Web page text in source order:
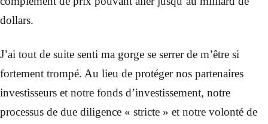
dollars.
J’ai tout de suite senti ma gorge se serrer de m’être si
fortement trompé. Au lieu de protéger nos partenaires
investisseurs et notre fonds d’investissement, notre
processus de due diligence « stricte » et notre volonté de